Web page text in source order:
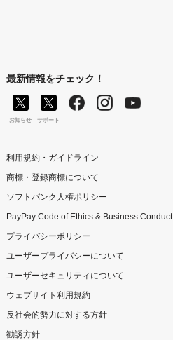
最新情報をチェック！
お知らせ サポート
利用規約・ガイドライン
商標・登録商標について
ソフトバンク人権ポリシー
PayPay Code of Ethics & Business Conduct
プライバシーポリシー
ユーザープライバシーについて
ユーザーセキュリティについて
ウェブサイト利用規約
反社会的勢力に対する方針
勧誘方針